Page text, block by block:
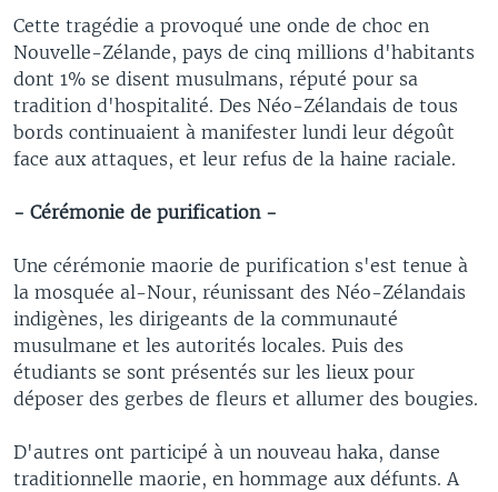
Cette tragédie a provoqué une onde de choc en
Nouvelle-Zélande, pays de cinq millions d'habitants
dont 1% se disent musulmans, réputé pour sa
tradition d'hospitalité. Des Néo-Zélandais de tous
bords continuaient à manifester lundi leur dégoût
face aux attaques, et leur refus de la haine raciale.
- Cérémonie de purification -
Une cérémonie maorie de purification s'est tenue à
la mosquée al-Nour, réunissant des Néo-Zélandais
indigènes, les dirigeants de la communauté
musulmane et les autorités locales. Puis des
étudiants se sont présentés sur les lieux pour
déposer des gerbes de fleurs et allumer des bougies.
D'autres ont participé à un nouveau haka, danse
traditionnelle maorie, en hommage aux défunts. A